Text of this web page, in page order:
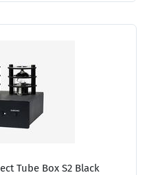
Tube Box S2 Black